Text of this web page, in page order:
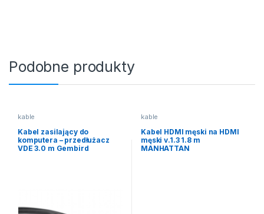
Podobne produkty
kable
Kabel zasilający do
komputera – przedłużacz
VDE 3.0 m Gembird
kable
Kabel HDMI męski na HDMI
męski v.1.3 1.8 m
MANHATTAN